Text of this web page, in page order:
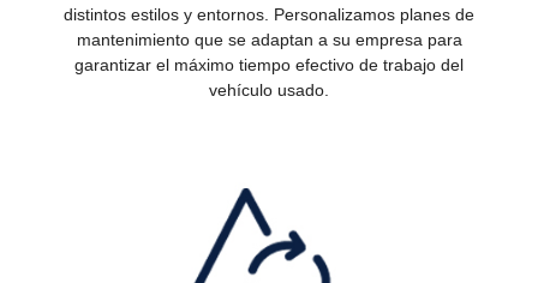
distintos estilos y entornos. Personalizamos planes de
mantenimiento que se adaptan a su empresa para
garantizar el máximo tiempo efectivo de trabajo del
vehículo usado.